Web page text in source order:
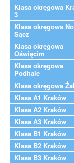
Klasa okręgowa
3
Klasa okręgowa
Sącz
Klasa okręgowa
Oświęcim
Klasa okręgowa
Podhale
Klasa okręgowa
Klasa A1 Kraków
Klasa A2 Kraków
Klasa A3 Kraków
Klasa B1 Kraków
Klasa B2 Kraków
Klasa B3 Kraków